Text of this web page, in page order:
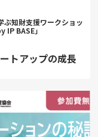
ぶ知財支援ワークショッ
IP BASE」
トアップの成長